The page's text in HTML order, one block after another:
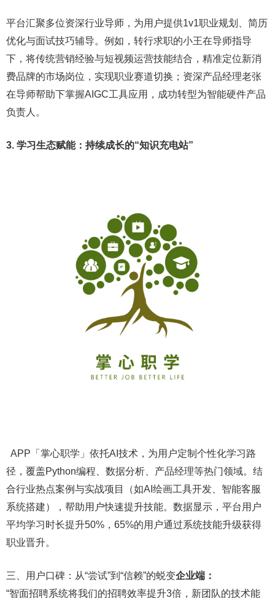
平台汇聚多位资深行业导师，为用户提供1v1职业规划、简历
优化与面试技巧辅导。例如，转行求职的小王在导师指导
下，将传统营销经验与短视频运营技能结合，精准定位新消
费品牌的市场岗位，实现职业赛道切换；资深产品经理老张
在导师帮助下掌握AIGC工具应用，成功转型为智能硬件产品
负责人。
3. 学习生态赋能：持续成长的“知识充电站”
APP「掌心职学」依托AI技术，为用户定制个性化学习路
径，覆盖Python编程、数据分析、产品经理等热门领域。结
合行业热点案例与实战项目（如AI绘画工具开发、智能客服
系统搭建），帮助用户快速提升技能。数据显示，平台用户
平均学习时长提升50%，65%的用户通过系统技能升级获得
职业晋升。
三、用户口碑：从“尝试”到“信赖”的蜕变企业端：
“智面招聘系统将我们的招聘效率提升3倍，新团队的技术能